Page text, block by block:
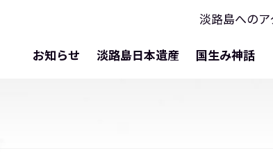
淡路島への
お知らせ 淡路島日本遺産 国生み神話